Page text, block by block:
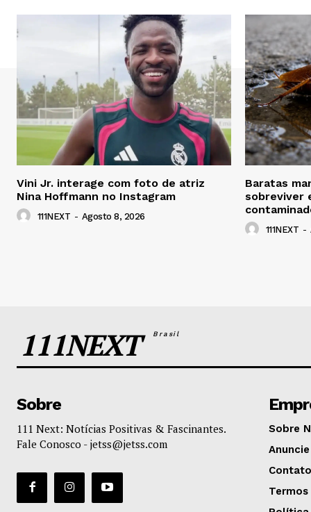
Vini Jr. interage com foto de atriz
Nina Hoffmann no Instagram
111NEXT - Agosto 8, 2026
Baratas
sobreviver
111NEXT -
111NEXTBrasil
Sobre
111 Next: Notícias Positivas & Fascinantes.
Fale Conosco - jetss@jetss.com
Sobre
Anuncie
Contato